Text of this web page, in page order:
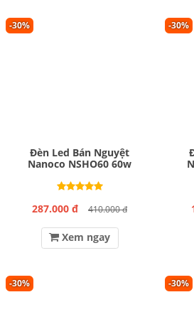
-30%
Đèn Led Bán Nguyệt
Nanoco NSHO60 60w
287.000 đ 410.000 đ
Xem ngay
-30%
-30% -30%